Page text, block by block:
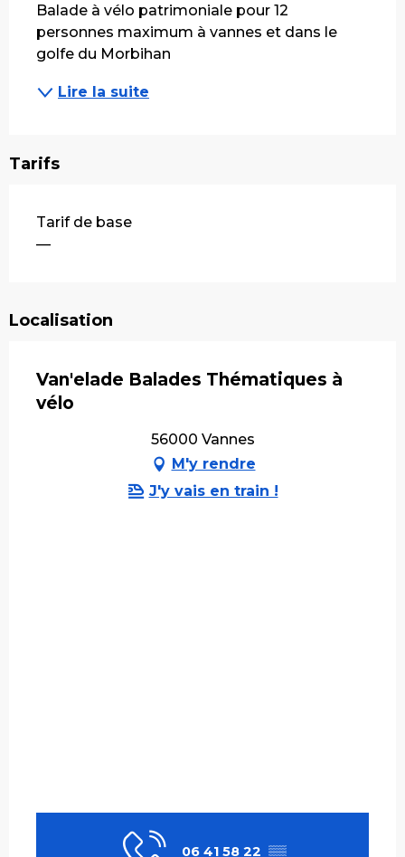
Balade à vélo patrimoniale pour 12
personnes maximum à vannes et dans le
golfe du Morbihan
Lire la suite
Tarifs
Tarifs 2026
Tarif de base
—
Localisation
Van'elade Balades Thématiques à
vélo
56000 Vannes
M'y rendre
J'y vais en train !
06 41 58 22 ▒▒